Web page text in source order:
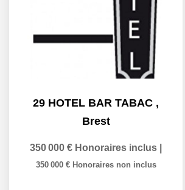
29 HOTEL BAR TABAC ,
Brest
350 000 € Honoraires inclus
350 000 € Honoraires non inclus